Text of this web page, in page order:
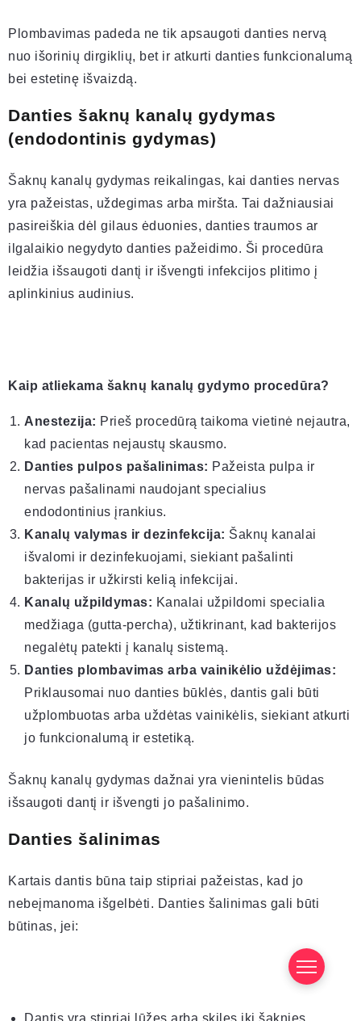
Plombavimas padeda ne tik apsaugoti danties nervą
nuo išorinių dirgiklių, bet ir atkurti danties funkcionalumą
bei estetinę išvaizdą.
Danties šaknų kanalų gydymas
(endodontinis gydymas)
Šaknų kanalų gydymas reikalingas, kai danties nervas
yra pažeistas, uždegimas arba miršta. Tai dažniausiai
pasireiškia dėl gilaus ėduonies, danties traumos ar
ilgalaikio negydyto danties pažeidimo. Ši procedūra
leidžia išsaugoti dantį ir išvengti infekcijos plitimo į
aplinkinius audinius.
Kaip atliekama šaknų kanalų gydymo procedūra?
Anestezija: Prieš procedūrą taikoma vietinė nejautra,
kad pacientas nejaustų skausmo.
Danties pulpos pašalinimas: Pažeista pulpa ir
nervas pašalinami naudojant specialius
endodontinius įrankius.
Kanalų valymas ir dezinfekcija: Šaknų kanalai
išvalomi ir dezinfekuojami, siekiant pašalinti
bakterijas ir užkirsti kelią infekcijai.
Kanalų užpildymas: Kanalai užpildomi specialia
medžiaga (gutta-percha), užtikrinant, kad bakterijos
negalėtų patekti į kanalų sistemą.
Danties plombavimas arba vainikėlio uždėjimas:
Priklausomai nuo danties būklės, dantis gali būti
užplombuotas arba uždėtas vainikėlis, siekiant atkurti
jo funkcionalumą ir estetiką.
Šaknų kanalų gydymas dažnai yra vienintelis būdas
išsaugoti dantį ir išvengti jo pašalinimo.
Danties šalinimas
Kartais dantis būna taip stipriai pažeistas, kad jo
nebeįmanoma išgelbėti. Danties šalinimas gali būti
būtinas, jei: